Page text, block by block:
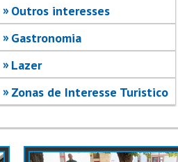
Outros interesses
Gastronomia
Lazer
Zonas de Interesse Turistico